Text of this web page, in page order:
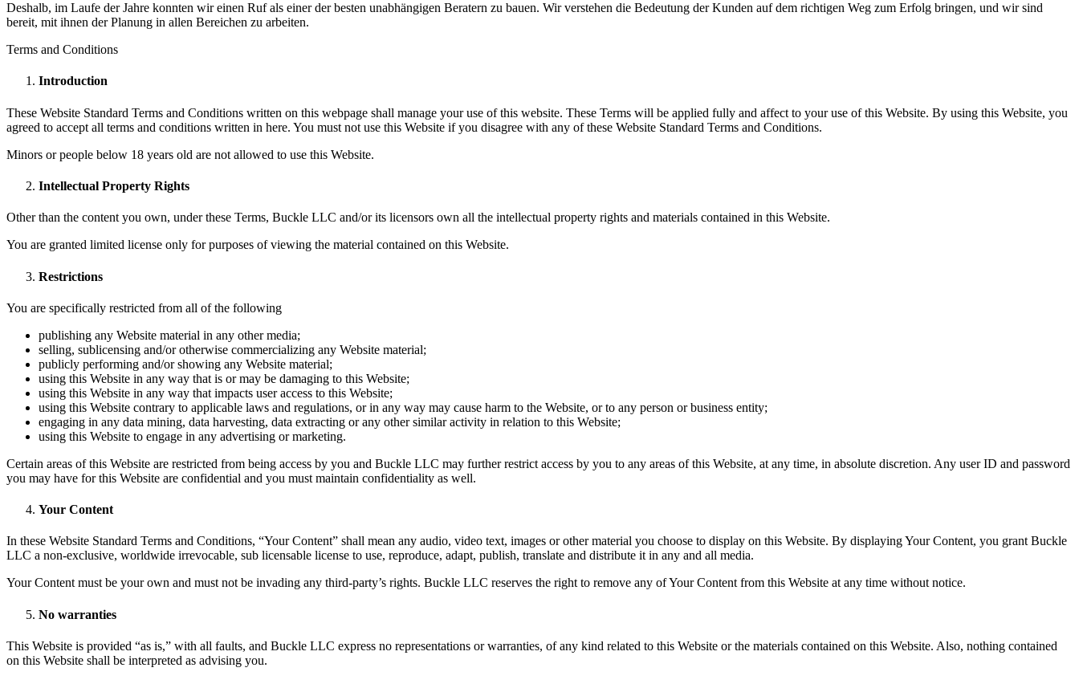
Deshalb, im Laufe der Jahre konnten wir einen Ruf als einer der besten unabhängigen Beratern zu bauen. Wir verstehen die Bedeutung der Kunden auf dem richtigen Weg zum Erfolg bringen, und wir sind
bereit, mit ihnen der Planung in allen Bereichen zu arbeiten.
Terms and Conditions
Introduction
These Website Standard Terms and Conditions written on this webpage shall manage your use of this website. These Terms will be applied fully and affect to your use of this Website. By using this Website, you
agreed to accept all terms and conditions written in here. You must not use this Website if you disagree with any of these Website Standard Terms and Conditions.
Minors or people below 18 years old are not allowed to use this Website.
Intellectual Property Rights
Other than the content you own, under these Terms, Buckle LLC and/or its licensors own all the intellectual property rights and materials contained in this Website.
You are granted limited license only for purposes of viewing the material contained on this Website.
Restrictions
You are specifically restricted from all of the following
publishing any Website material in any other media;
selling, sublicensing and/or otherwise commercializing any Website material;
publicly performing and/or showing any Website material;
using this Website in any way that is or may be damaging to this Website;
using this Website in any way that impacts user access to this Website;
using this Website contrary to applicable laws and regulations, or in any way may cause harm to the Website, or to any person or business entity;
engaging in any data mining, data harvesting, data extracting or any other similar activity in relation to this Website;
using this Website to engage in any advertising or marketing.
Certain areas of this Website are restricted from being access by you and Buckle LLC may further restrict access by you to any areas of this Website, at any time, in absolute discretion. Any user ID and password
you may have for this Website are confidential and you must maintain confidentiality as well.
Your Content
In these Website Standard Terms and Conditions, “Your Content” shall mean any audio, video text, images or other material you choose to display on this Website. By displaying Your Content, you grant Buckle
LLC a non-exclusive, worldwide irrevocable, sub licensable license to use, reproduce, adapt, publish, translate and distribute it in any and all media.
Your Content must be your own and must not be invading any third-party’s rights. Buckle LLC reserves the right to remove any of Your Content from this Website at any time without notice.
No warranties
This Website is provided “as is,” with all faults, and Buckle LLC express no representations or warranties, of any kind related to this Website or the materials contained on this Website. Also, nothing contained
on this Website shall be interpreted as advising you.